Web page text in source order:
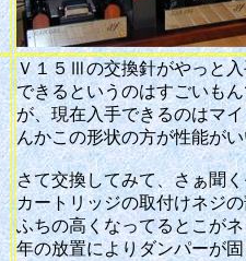
Ｖ１５Ⅲの交換針がやっと
できるというのはすごいも
が、現在入手できるのはマ
んかこの形状の方が性能が
さて交換してみて、さぁ聞
カートリッジの取付けネジ
ふちの高くなってるとこが
年の放置によりダンパーが